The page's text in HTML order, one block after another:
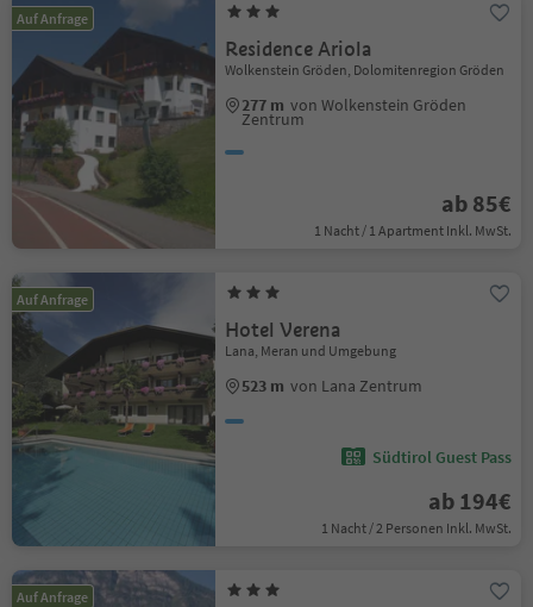
Auf Anfrage
Residence Ariola
Wolkenstein Gröden, Dolomitenregion Gröden
277 m von Wolkenstein Gröden
Zentrum
ab 85€
1 Nacht / 1 Apartment Inkl. MwSt.
Auf Anfrage
Hotel Verena
Lana, Meran und Umgebung
523 m von Lana Zentrum
Südtirol Guest Pass
ab 194€
1 Nacht / 2 Personen Inkl. MwSt.
Auf Anfrage